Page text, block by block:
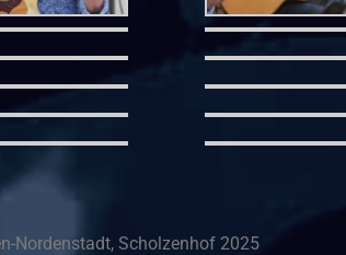
Nordenstadt, Scholzenhof 2025